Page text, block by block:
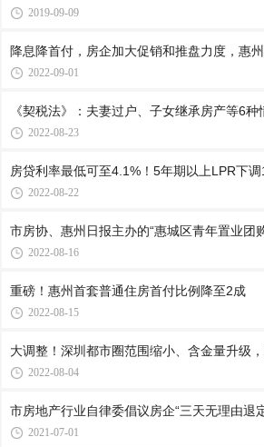
2019-09-09
降息降首付，房企加大促销和推盘力度，惠州
2022-09-01
《契税法》：夫妻过户、子女继承房产等6
2022-08-23
房贷利率最低可至4.1%！5年期以上LPR下
2022-08-22
市房协、惠州日报主办的“惠城区青年置业团
2022-08-16
重磅！惠州首套普通住房首付比例降至2成
2022-08-15
大调整！深圳都市圈范围缩小、含金量升级
2022-08-04
市房地产行业自律委倡议房企“三天无理由退
2021-07-01